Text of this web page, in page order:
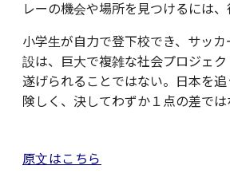
レーの機会や場所を見つけるには
小学生が自力で登下校でき、サッ
設は、巨大で複雑な社会プロジェ
遂げられることではない。日本を
険しく、決してわずか１点の差で
原文はこちら